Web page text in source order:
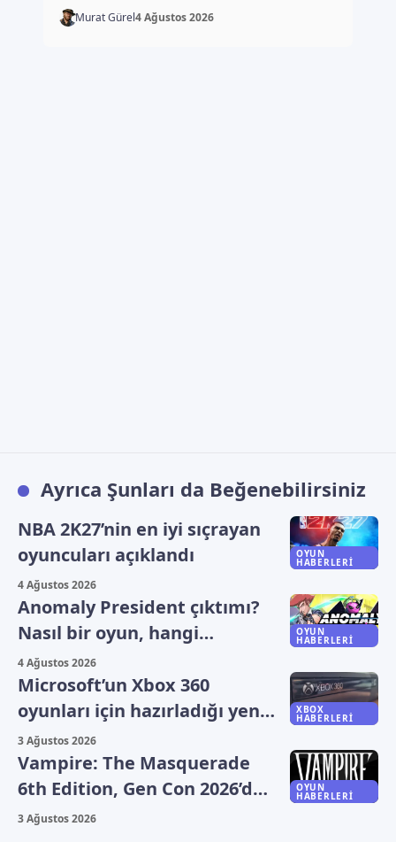
Murat Gürel4 Ağustos 2026
Ayrıca Şunları da Beğenebilirsiniz
OYUN
HABERLERI
NBA 2K27’nin en iyi sıçrayan
oyuncuları açıklandı
4 Ağustos 2026
OYUN
HABERLERI
Anomaly President çıktımı?
Nasıl bir oyun, hangi
platformlarda oynanıyor?
4 Ağustos 2026
XBOX
HABERLERI
Microsoft’un Xbox 360
oyunları için hazırladığı yeni
plan sızdı
3 Ağustos 2026
OYUN
HABERLERI
Vampire: The Masquerade
6th Edition, Gen Con 2026’da
duyuruldu
3 Ağustos 2026